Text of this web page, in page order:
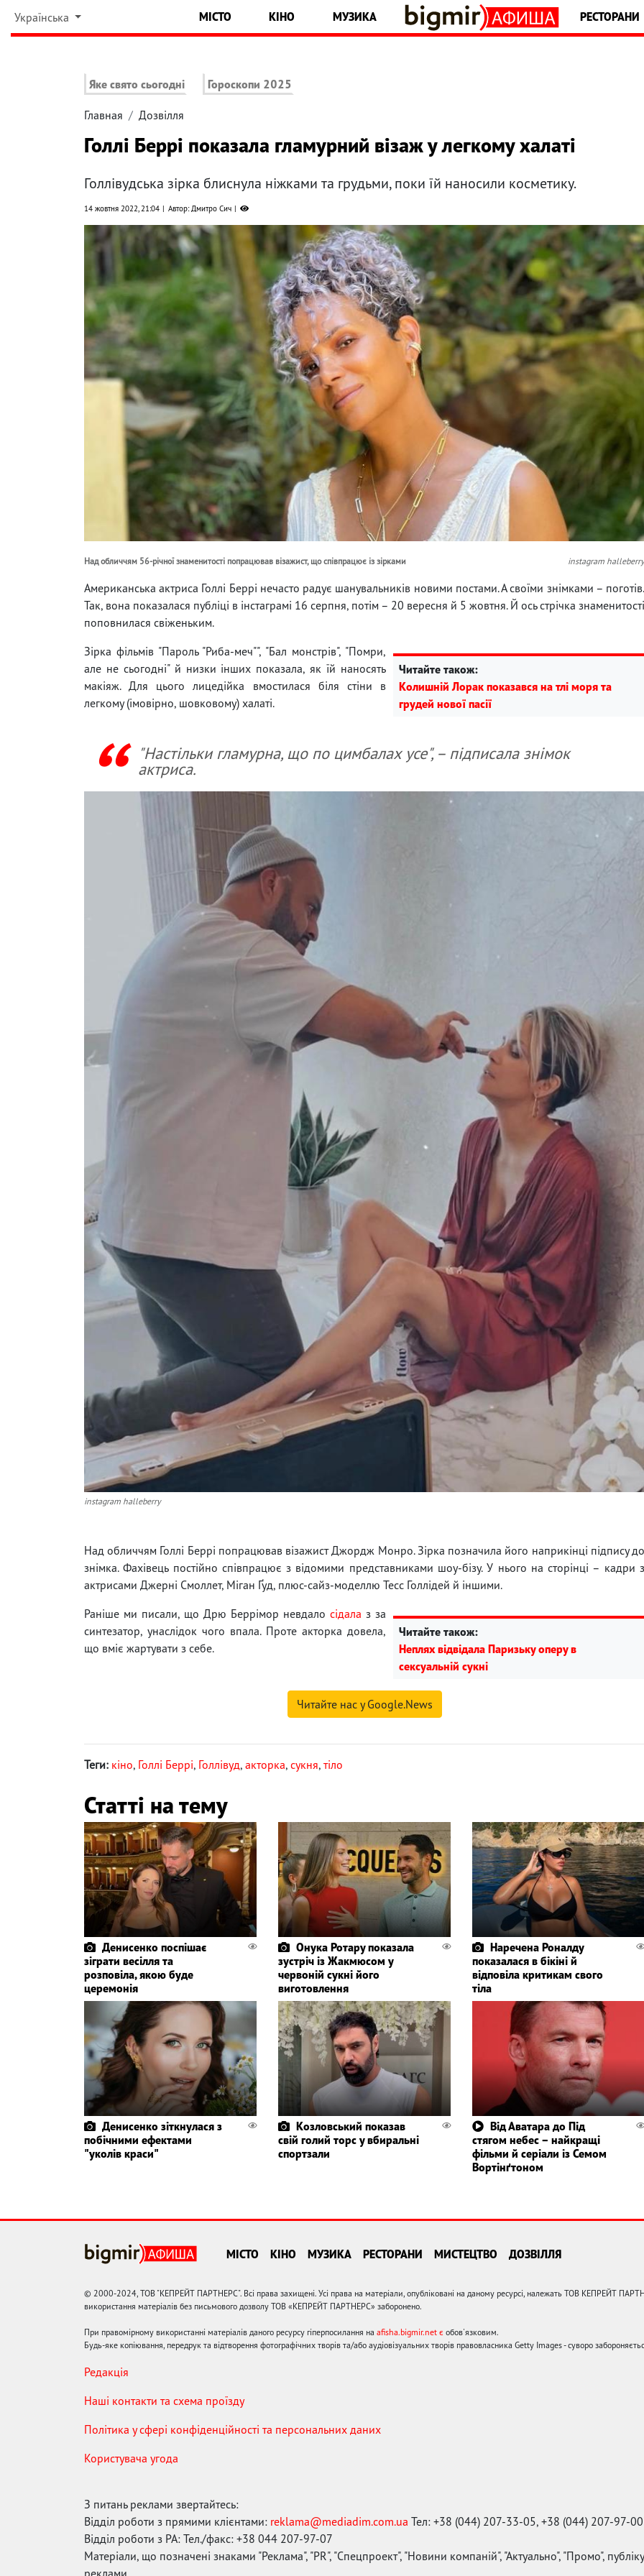
Українська МІСТО КІНО МУЗИКА РЕСТОРАНИ
Яке свято сьогодні Гороскопи 2025
Главная Дозвілля
Голлі Беррі показала гламурний візаж у легкому халаті
Голлівудська зірка блиснула ніжками та грудьми, поки їй наносили косметику.
14 жовтня 2022, 21:04 Автор: Дмитро Сич
Над обличчям 56-річної знаменитості попрацював візажист, що співпрацює із зірками instagram halleberry
Американська актриса Голлі Беррі нечасто радує шанувальників новими постами. А своїми знімками – поготів.
Так, вона показалася публіці в інстаграмі 16 серпня, потім – 20 вересня й 5 жовтня. Й ось стрічка знаменитості
поповнилася свіженьким.
Читайте також:
Колишній Лорак показався на тлі моря та
грудей нової пасії
Зірка фільмів "Пароль "Риба-меч"", "Бал монстрів", "Помри,
але не сьогодні" й низки інших показала, як їй наносять
макіяж. Для цього лицедійка вмостилася біля стіни в
легкому (імовірно, шовковому) халаті.
"Настільки гламурна, що по цимбалах усе", – підписала знімок
актриса.
instagram halleberry
Над обличчям Голлі Беррі попрацював візажист Джордж Монро. Зірка позначила його наприкінці підпису до
знімка. Фахівець постійно співпрацює з відомими представниками шоу-бізу. У нього на сторінці – кадри з
актрисами Джерні Смоллет, Міган Ґуд, плюс-сайз-моделлю Тесс Голлідей й іншими.
Читайте також:
Неплях відвідала Паризьку оперу в
сексуальній сукні
Раніше ми писали, що Дрю Беррімор невдало сідала з за
синтезатор, унаслідок чого впала. Проте акторка довела,
що вміє жартувати з себе.
Читайте нас у Google.News
Теги: кіно, Голлі Беррі, Голлівуд, акторка, сукня, тіло
Статті на тему
Денисенко поспішає
зіграти весілля та
розповіла, якою буде
церемонія
Онука Ротару показала
зустріч із Жакмюсом у
червоній сукні його
виготовлення
Наречена Роналду
показалася в бікіні й
відповіла критикам свого
тіла
Денисенко зіткнулася з
побічними ефектами
"уколів краси"
Козловський показав
свій голий торс у вбиральні
спортзали
Від Аватара до Під
стягом небес – найкращі
фільми й серіали із Семом
Вортінґтоном
МІСТО КІНО МУЗИКА РЕСТОРАНИ МИСТЕЦТВО ДОЗВІЛЛЯ
© 2000-2024, ТОВ "КЕПРЕЙТ ПАРТНЕРС". Всі права захищені. Усі права на матеріали, опубліковані на даному ресурсі, належать ТОВ КЕПРЕЙТ
використання матеріалів без письмового дозволу ТОВ «КЕПРЕЙТ ПАРТНЕРС» заборонено.
При правомірному використанні матеріалів даного ресурсу гіперпосилання на afisha.bigmir.net є обов'язковим.
Будь-яке копіювання, передрук та відтворення фотографічних творів та/або аудіовізуальних творів правовласника Getty Images - суворо
Редакція
Наші контакти та схема проїзду
Політика у сфері конфіденційності та персональних даних
Користувача угода
З питань реклами звертайтесь:
Відділ роботи з прямими клієнтами: reklama@mediadim.com.ua Тел: +38 (044) 207-33-05, +38 (044) 207-97-00
Відділ роботи з РА: Тел./факс: +38 044 207-97-07
Матеріали, що позначені знаками "Реклама", "PR", "Спецпроект", "Новини компаній", "Актуально", "Промо",
реклами